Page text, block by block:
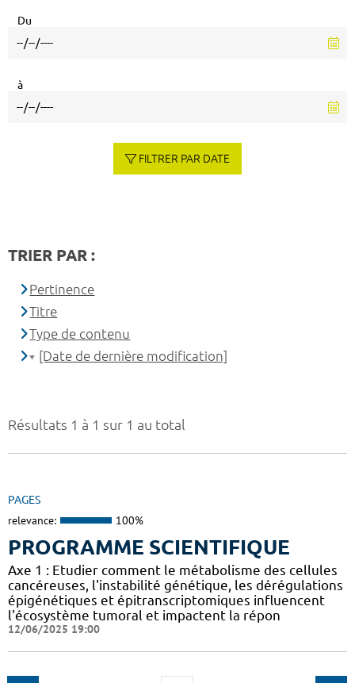
Résultats 1 à 1 sur 1 au total
PAGES
relevance: 100%
PROGRAMME SCIENTIFIQUE
Axe 1 : Etudier comment le métabolisme des cellules
cancéreuses, l'instabilité génétique, les dérégulations
épigénétiques et épitranscriptomiques influencent
l'écosystème tumoral et impactent la répon
12/06/2025 19:00
Du
à
FILTRER PAR DATE
TRIER PAR :
Pertinence
Titre
Type de contenu
[Date de dernière modification]